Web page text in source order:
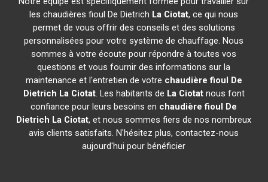
les chaudières fioul De Dietrich La Ciotat, ce qui nous
permet de vous offrir des conseils et des solutions
personnalisées pour votre système de chauffage. Nous
sommes à votre écoute pour répondre à toutes vos
questions et vous fournir des informations sur la
maintenance et l'entretien de votre chaudière fioul De
Dietrich La Ciotat. Les habitants de La Ciotatnous font
confiance pour leurs besoins en chaudière fioul De
Dietrich La Ciotat, et nous sommes fiers de nos nombreux
avis clients satisfaits. N'hésitez plus, contactez-nous
aujourd'hui pour bénéficier